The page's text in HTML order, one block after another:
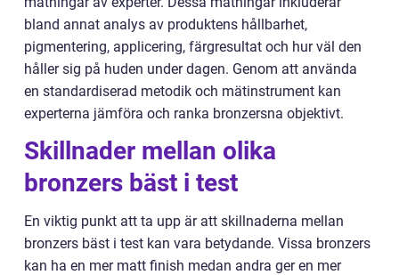
bland annat analys av produktens hållbarhet,
pigmentering, applicering, färgresultat och hur väl den
håller sig på huden under dagen. Genom att använda
en standardiserad metodik och mätinstrument kan
experterna jämföra och ranka bronzersna objektivt.
Skillnader mellan olika
bronzers bäst i test
En viktig punkt att ta upp är att skillnaderna mellan
bronzers bäst i test kan vara betydande. Vissa bronzers
kan ha en mer matt finish medan andra ger en mer